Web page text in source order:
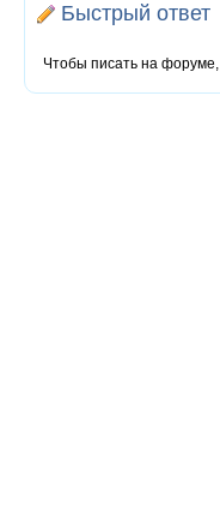
Быстрый ответ
Чтобы писать на форуме,